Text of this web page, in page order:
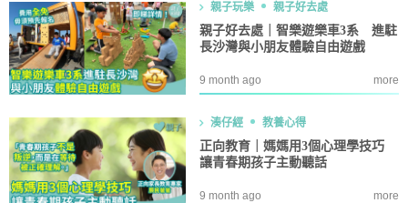
親子玩樂 親子好去處
親子好去處｜智樂遊樂車3系 進駐
長沙灣與小朋友體驗自由遊戲
9 month ago more
湊仔經 教養心得
正向教育｜媽媽用3個心理學技巧
讓青春期孩子主動聽話
9 month ago more